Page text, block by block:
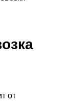
от